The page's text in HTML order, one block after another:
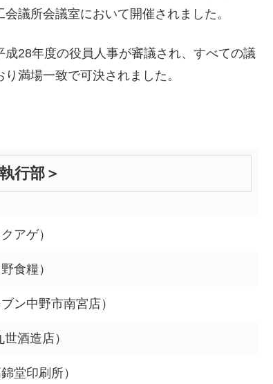
議所会議室において開催されました。
成28年度の役員人事が審議され、すべての議
満場一致で可決されました。
行部＞
アゲ）
食糧）
ン中野市南宮店）
酒造店）
堂印刷所）